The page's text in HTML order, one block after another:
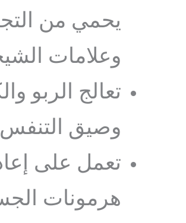
يحمي من
وعلامات
تعالج الربو
وصيق
تعمل على
هرمونات